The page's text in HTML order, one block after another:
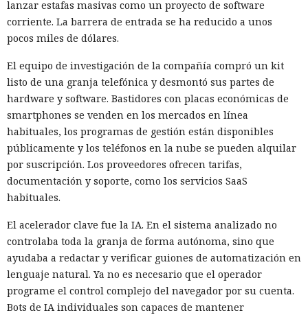
lanzar estafas masivas como un proyecto de software
corriente. La barrera de entrada se ha reducido a unos
pocos miles de dólares.
El equipo de investigación de la compañía compró un kit
listo de una granja telefónica y desmontó sus partes de
hardware y software. Bastidores con placas económicas de
smartphones se venden en los mercados en línea
habituales, los programas de gestión están disponibles
públicamente y los teléfonos en la nube se pueden alquilar
por suscripción. Los proveedores ofrecen tarifas,
documentación y soporte, como los servicios SaaS
habituales.
El acelerador clave fue la IA. En el sistema analizado no
controlaba toda la granja de forma autónoma, sino que
ayudaba a redactar y verificar guiones de automatización en
lenguaje natural. Ya no es necesario que el operador
programe el control complejo del navegador por su cuenta.
Bots de IA individuales son capaces de mantener